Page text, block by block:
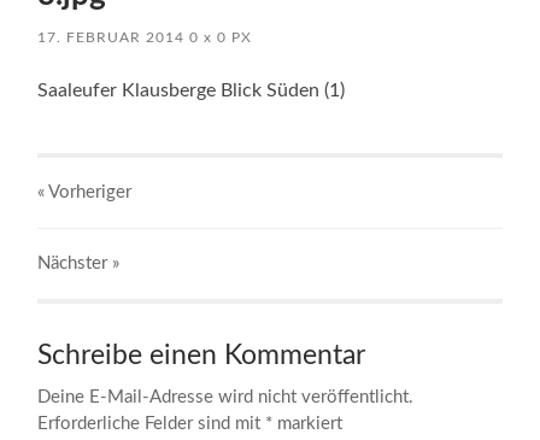
17. FEBRUAR 2014 0x 0 PX
Saaleufer Klausberge Blick Süden (1)
« Vorheriger
Nächster »
Schreibe einen Kommentar
Deine E-Mail-Adresse wird nicht veröffentlicht.
Erforderliche Felder sind mit * markiert